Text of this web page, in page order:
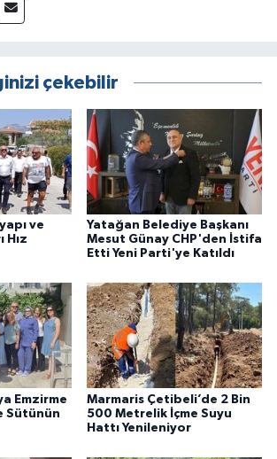
çekebilir
ve
Hız
Yatağan Belediye Başkanı
Mesut Günay CHP'den İstifa
Etti Yeni Parti'ye Katıldı
Emzirme
Sütünün
Marmaris Çetibeli’de 2 Bin
500 Metrelik İçme Suyu
Hattı Yenileniyor